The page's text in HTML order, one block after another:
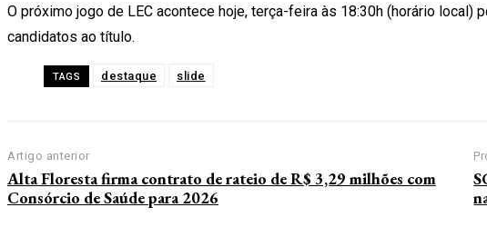
O próximo jogo de LEC acontece hoje, terça-feira às 18:30h (horário local)
candidatos ao título.
TAGS destaque slide
Artigo anterior
Alta Floresta firma contrato de rateio de R$ 3,29 milhões com
Consórcio de Saúde para 2026